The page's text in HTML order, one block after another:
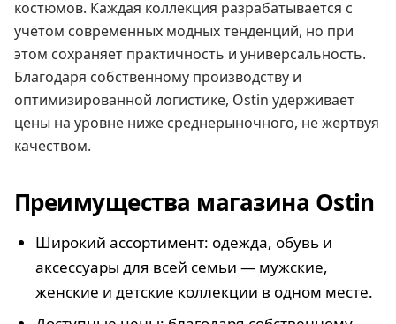
костюмов. Каждая коллекция разрабатывается с
учётом современных модных тенденций, но при
этом сохраняет практичность и универсальность.
Благодаря собственному производству и
оптимизированной логистике, Ostin удерживает
цены на уровне ниже среднерыночного, не жертвуя
качеством.
Преимущества магазина Ostin
Широкий ассортимент: одежда, обувь и
аксессуары для всей семьи — мужские,
женские и детские коллекции в одном месте.